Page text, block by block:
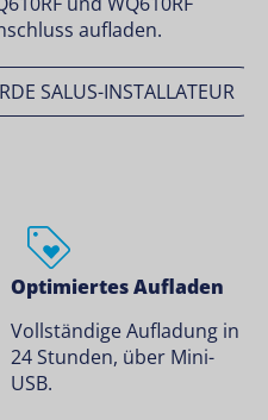
aufladen.
SALUS-INSTALLATEUR
Optimiertes Aufladen
Vollständige Aufladung in
24 Stunden, über Mini-
USB.